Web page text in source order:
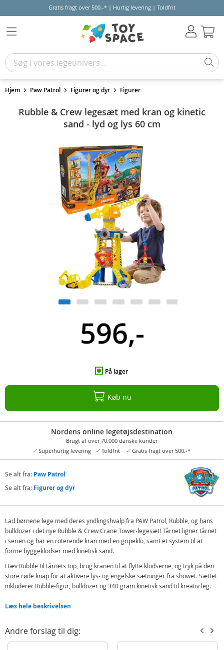
Gratis fragt over 500,-* | Hurtig levering | Toldfrit
Hjem Paw Patrol Figurer og dyr Figurer
Rubble & Crew legesæt med kran og kinetic
sand - lyd og lys 60 cm
596,-
På lager
Køb nu
Nordens online legetøjsdestination
Brugt af over 70.000 danske kunder
Superhurtig levering
Toldfrit Gratis fragt over 500,-*
Se alt fra: Paw Patrol
Se alt fra: Figurer og dyr
Lad børnene lege med deres yndlingshvalp fra PAW Patrol, Rubble, og hans
bulldozer i det nye Rubble & Crew Crane Tower-legesæt! Tårnet ligner tårnet
i serien og har en roterende kran med en gripeklo, samt et system til at
forme byggeklodser med kinetisk sand.
Hæv Rubble til tårnets top, brug kranen til at flytte klodserne, og tryk på den
store røde knap for at aktivere lys- og engelske sætninger fra showet. Sættet
inkluderer Rubble-figur, bulldozer og 340 gram kinetisk sand til kreativ leg.
Rubble-figur
køretøj
Læs hele beskrivelsen
Andre forslag til dig: